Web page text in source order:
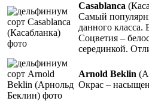
Casablanca
Самый
данного класса.
Соцветия –
серединкой.
Arnold Beklin
Окрас –